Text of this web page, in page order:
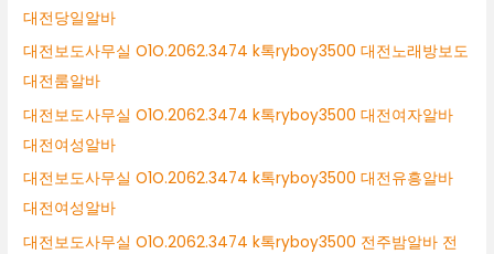
대전당일알바
대전보도사무실 O1O.2062.3474 k톡ryboy3500 대전노래방보도
대전룸알바
대전보도사무실 O1O.2062.3474 k톡ryboy3500 대전여자알바
대전여성알바
대전보도사무실 O1O.2062.3474 k톡ryboy3500 대전유흥알바
대전여성알바
대전보도사무실 O1O.2062.3474 k톡ryboy3500 전주밤알바 전